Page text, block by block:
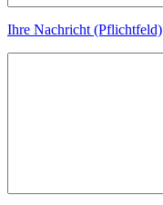
Ihre Nachricht (Pflichtfeld)